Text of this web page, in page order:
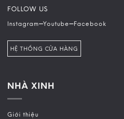
FOLLOW US
Instagram–Youtube–Facebook
HỆ THỐNG CỬA HÀNG
NHÀ XINH
Giới thiệu